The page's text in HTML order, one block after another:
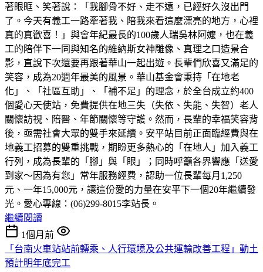
著眼眶、笑著說：「我腳骨不好、走不遠，已經好久沒出門
了。今天有義工一路牽著我、陪我來看這麼漂亮的地方，心裡
真的真歡喜！」與會年紀最長的100歲人瑞吳林阿嬤，也在義
工的陪伴下一同與知名的維納斯女神雕像、真理之口造景合
影，直說下次還要再跟著華山一起出遊。長輩們欣喜又滿足的
笑容，成為20週年最美的風景。華山基金會秉持「在地老
化」、「社區互助」、「補不足」的理念，於全台成立約400
個愛心天使站，免費提供在地三失（失依、失能、失智）老人
關懷訪視、陪醫、年節關懷等守護。然而，長輩的幸福笑容背
後，亟需社會大眾的雙手來延續。安平站目前正面臨經費與在
地義工招募的雙重挑戰，期盼更多熱心的「在地人」加入義工
行列，成為長輩的「腳」與「眼」；同時呼籲各界響應「送愛
到家～因為有您」常年服務經費，認助一位長輩每月1,250
元、一年15,000元，讓這份愛的力量在安平下一個20年繼續發
光。愛心專線：(06)299-8015李站長。
繼續閱讀
1個月前
「台南火車站站前轉乘、人行環境及公共運輸改善工程」動土
預計明年底完工